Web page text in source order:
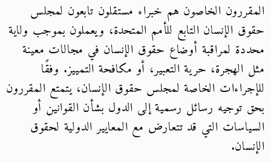
المقررون الخاصون هم خبراء مستقلون تابعون لمجلس
حقوق الإنسان التابع للأمم المتحدة، ويعملون بموجب ولاية
محددة لمراقبة أوضاع حقوق الإنسان في مجالات معينة
مثل الهجرة، حرية التعبير، أو مكافحة التمييز. وفقًا
للإجراءات الخاصة لمجلس حقوق الإنسان، يتمتع المقررون
بحق توجيه رسائل رسمية إلى الدول بشأن القوانين أو
السياسات التي قد تتعارض مع المعايير الدولية لحقوق
الإنسان.